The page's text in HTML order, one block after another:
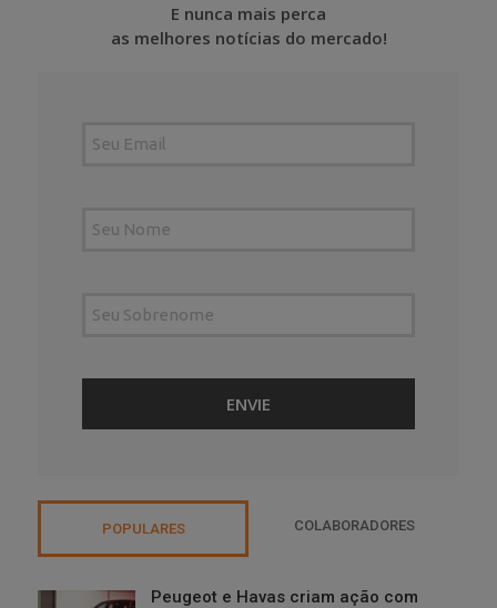
E nunca mais perca
as melhores notícias do mercado!
POPULARES COLABORADORES
Peugeot e Havas criam ação com